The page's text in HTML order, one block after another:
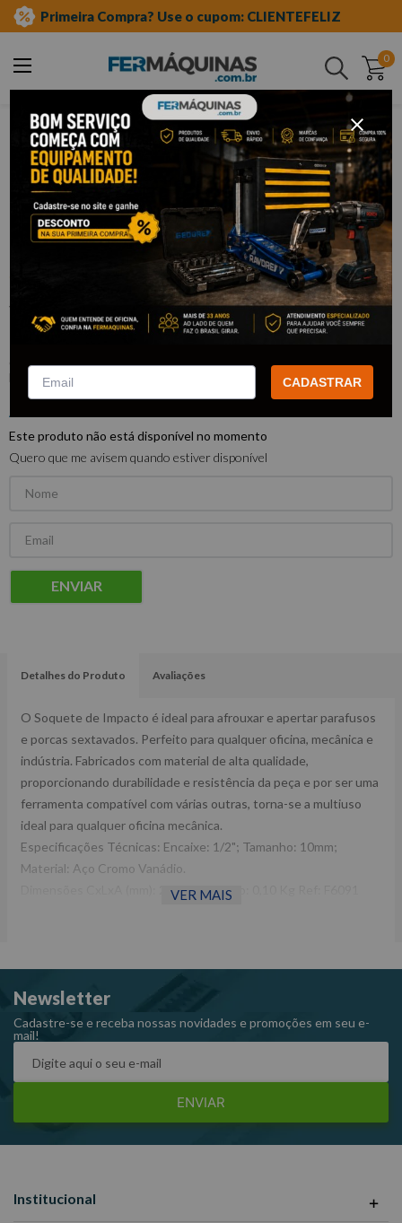
Primeira Compra? Use o cupom: CLIENTEFELIZ
0
Buscar
ferramentas manuais
soquetes e acessórios
soquetes de meia"
impacto
Soquete de Impacto Sextavado 1/2"X
10mm - F6091 WAFT
:F6091
WAFT
Este produto não está disponível no momento
Quero que me avisem quando estiver disponível
ENVIAR
Detalhes do Produto Avaliações
O Soquete de Impacto é ideal para afrouxar e apertar parafusos
e porcas sextavados. Perfeito para qualquer oficina, mecânica e
indústria. Fabricados com material de alta qualidade,
proporcionando durabilidade e resistência da peça e por ser uma
ferramenta compatível com várias outras, torna-se a multiuso
ideal para qualquer oficina mecânica.
Especificações Técnicas: Encaixe: 1/2"; Tamanho: 10mm;
Material: Aço Cromo Vanádio.
Dimensões CxLxA (mm): 24x24x38 Peso: 0,10 Kg Ref: F6091
VER MAIS
Newsletter
Cadastre-se e receba nossas novidades e promoções em seu e-
mail!
ENVIAR
Institucional
CADASTRAR